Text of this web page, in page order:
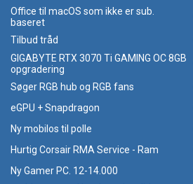
Office til macOS som ikke er sub.
baseret
Tilbud tråd
GIGABYTE RTX 3070 Ti GAMING OC 8GB
opgradering
Søger RGB hub og RGB fans
eGPU + Snapdragon
Ny mobilos til polle
Hurtig Corsair RMA Service - Ram
Ny Gamer PC. 12-14.000